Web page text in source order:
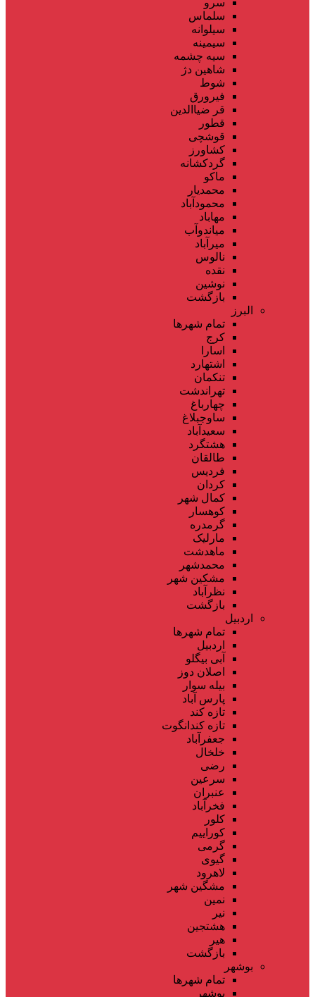
سلماس
سیلوانه
سیمینه
سیه چشمه
شاهین دژ
شوط
فیرورق
قر ضیاالدین
قطور
قوشچی
کشاورز
گردکشانه
ماکو
محمدیار
محمودآباد
مهاباد
میاندوآب
میرآباد
نالوس
نقده
نوشین
بازگشت
البرز
تمام شهر‌ها
کرج
اسارا
اشتهارد
تنکمان
تهراندشت
چهارباغ
ساوجبلاغ
سعیدآباد
هشتگرد
طالقان
فردیس
کردان
کمال شهر
کوهسار
گرمدره
مارلیک
ماهدشت
محمدشهر
مشکین شهر
نظرآباد
بازگشت
اردبیل
تمام شهر‌ها
اردبیل
آبی بیگلو
اصلان دوز
بیله سوار
پارس آباد
تازه کند
تازه کندانگوت
جعفرآباد
خلخال
رضی
سرعین
عنبران
فخرآباد
کلور
کوراییم
گرمی
گیوی
لاهرود
مشگین شهر
نمین
نیر
هشتجین
هیر
بازگشت
بوشهر
تمام شهر‌ها
بوشهر